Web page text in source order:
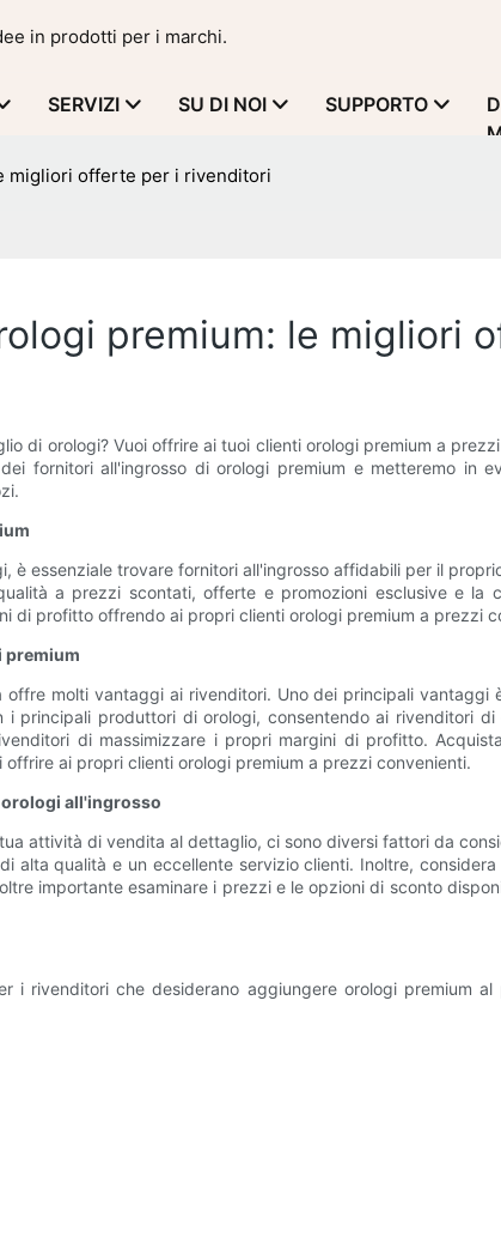
in prodotti per i marchi.
SERVIZI SU DI NOI SUPPORTO
migliori offerte per i rivenditori
premium: le migliori
di orologi? Vuoi offrire ai tuoi clienti orologi premium a
fornitori all'ingrosso di orologi premium e metteremo in
è essenziale trovare fornitori all'ingrosso affidabili per il
a prezzi scontati, offerte e promozioni esclusive e la
di profitto offrendo ai propri clienti orologi premium a prezzi
premium
molti vantaggi ai rivenditori. Uno dei principali
i principali produttori di orologi, consentendo ai rivenditori
di massimizzare i propri margini di profitto.
ai propri clienti orologi premium a prezzi convenienti.
all'ingrosso
attività di vendita al dettaglio, ci sono diversi fattori da
alta qualità e un eccellente servizio clienti. Inoltre,
importante esaminare i prezzi e le opzioni di sconto
i rivenditori che desiderano aggiungere orologi premium